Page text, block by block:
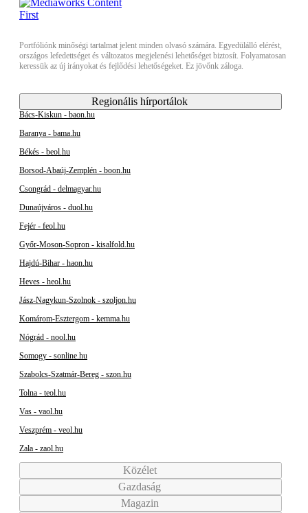
Portfóliónk minőségi tartalmat jelent minden olvasó számára. Egyedülálló elérést,
országos lefedettséget és változatos megjelenési lehetőséget biztosít. Folyamatosan
keressük az új irányokat és fejlődési lehetőségeket. Ez jövőnk záloga.
Regionális hírportálok
Bács-Kiskun - baon.hu
Baranya - bama.hu
Békés - beol.hu
Borsod-Abaúj-Zemplén - boon.hu
Csongrád - delmagyar.hu
Dunaújváros - duol.hu
Fejér - feol.hu
Győr-Moson-Sopron - kisalfold.hu
Hajdú-Bihar - haon.hu
Heves - heol.hu
Jász-Nagykun-Szolnok - szoljon.hu
Komárom-Esztergom - kemma.hu
Nógrád - nool.hu
Somogy - sonline.hu
Szabolcs-Szatmár-Bereg - szon.hu
Tolna - teol.hu
Vas - vaol.hu
Veszprém - veol.hu
Zala - zaol.hu
Közélet
Gazdaság
Magazin